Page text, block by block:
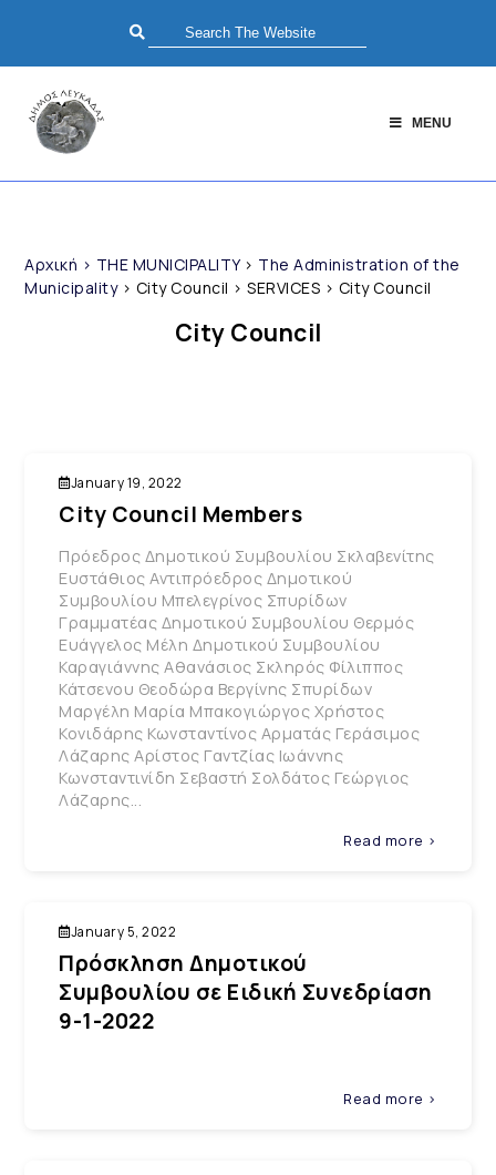
MENU
Αρχική > THE MUNICIPALITY> The Administration of the
Municipality> City Council >SERVICES > City Council
City Council
January 19, 2022
City Council Members
Πρόεδρος Δημοτικού Συμβουλίου Σκλαβενίτης
Ευστάθιος Αντιπρόεδρος Δημοτικού
Συμβουλίου Μπελεγρίνος Σπυρίδων
Γραμματέας Δημοτικού Συμβουλίου Θερμός
Ευάγγελος Μέλη Δημοτικού Συμβουλίου
Καραγιάννης Αθανάσιος Σκληρός Φίλιππος
Κάτσενου Θεοδώρα Βεργίνης Σπυρίδων
Μαργέλη Μαρία Μπακογιώργος Χρήστος
Κονιδάρης Κωνσταντίνος Αρματάς Γεράσιμος
Λάζαρης Αρίστος Γαντζίας Ιωάννης
Κωνσταντινίδη Σεβαστή Σολδάτος Γεώργιος
Λάζαρης...
Read more >
January 5, 2022
Πρόσκληση Δημοτικού
Συμβουλίου σε Ειδική Συνεδρίαση
9-1-2022
Read more >